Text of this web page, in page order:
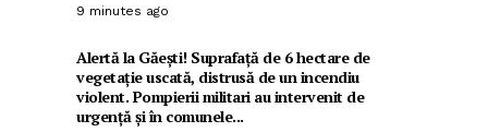
9 minutes ago
Alertă la Găești! Suprafață de 6 hectare de
vegetație uscată, distrusă de un incendiu
violent. Pompierii militari au intervenit de
urgență și în comunele...